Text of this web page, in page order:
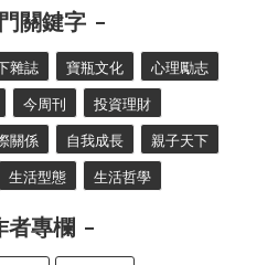
關鍵字
雜誌 寶瓶文化 心理勵志
今周刊 投資理財
關係 自我成長 親子天下
生活型態 生活哲學
者專欄